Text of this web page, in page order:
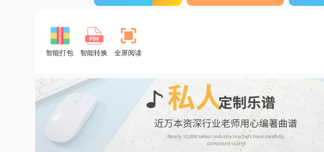
智能打包 智能转换 全屏阅读